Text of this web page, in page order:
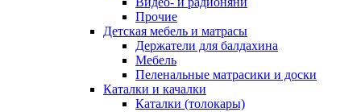
Прочие
Детская мебель и матрасы
Держатели для балдахина
Мебель
Пеленальные матрасики и доски
Каталки и качалки
Каталки (толокары)